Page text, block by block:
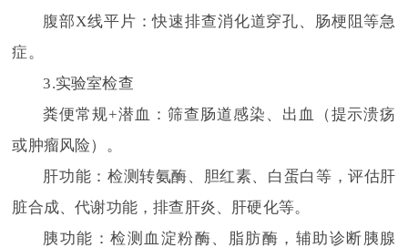
腹部X线平片：快速排查消化道穿孔、肠梗阻等急
症。
3.实验室检查
粪便常规+潜血：筛查肠道感染、出血（提示溃疡
或肿瘤风险）。
肝功能：检测转氨酶、胆红素、白蛋白等，评估肝
脏合成、代谢功能，排查肝炎、肝硬化等。
胰功能：检测血淀粉酶、脂肪酶，辅助诊断胰腺